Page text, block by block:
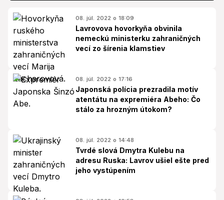
08. júl. 2022 o 18:09
Lavrovova hovorkyňa obvinila
nemeckú ministerku zahraničných
vecí zo šírenia klamstiev
08. júl. 2022 o 17:16
Japonská polícia prezradila motív
atentátu na expremiéra Abeho: Čo
stálo za hrozným útokom?
08. júl. 2022 o 14:48
Tvrdé slová Dmytra Kulebu na
adresu Ruska: Lavrov ušiel ešte pred
jeho vystúpením